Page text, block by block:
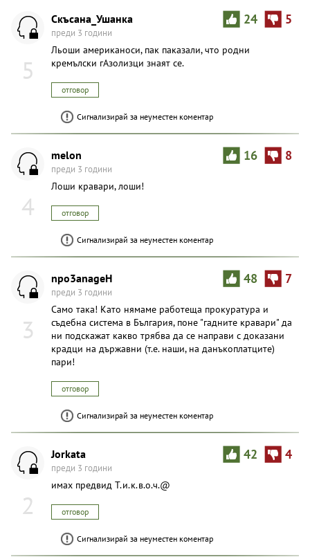
5
24 5
Скъсана_Ушанка
преди 3 години
Льоши американоси, пак паказали, что родни
кремълски гАзолизци знаят се.
отговор
Сигнализирай за неуместен коментар
4
16 8
melon
преди 3 години
Лоши кравари, лоши!
отговор
Сигнализирай за неуместен коментар
3
48 7
npo3anageH
преди 3 години
Само така! Като нямаме работеща прокуратура и
съдебна система в България, поне "гадните кравари" да
ни подскажат какво трябва да се направи с доказани
крадци на държавни (т.е. наши, на данъкоплатците)
пари!
отговор
Сигнализирай за неуместен коментар
2
42 4
Jorkata
преди 3 години
имах предвид Т.и.к.в.о.ч.@
отговор
Сигнализирай за неуместен коментар